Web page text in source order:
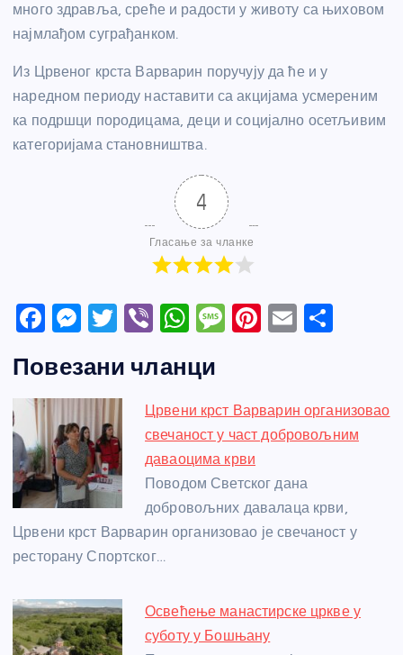
много здравља, среће и радости у животу са њиховом
најмлађом суграђанком.
Из Црвеног крста Варварин поручују да ће и у
наредном периоду наставити са акцијама усмереним
ка подршци породицама, деци и социјално осетљивим
категоријама становништва.
4
Гласање за чланке
F
c
e
b
o
o
k
M
ss
e
n
g
er
T
itt
er
Vi
er
W
at
s
A
p
p
M
a
g
e
Pi
e
st
E
e
Повезани чланци
Црвени крст Варварин организовао
свечаност у част добровољним
даваоцима крви
Поводом Светског дана
добровољних давалаца крви,
Црвени крст Варварин организовао је свечаност у
ресторану Спортског…
Освећење манастирске цркве у
суботу у Бошњану